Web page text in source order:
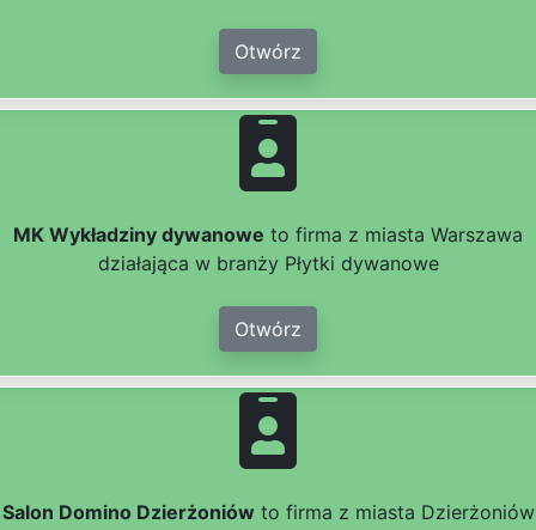
Otwórz
MK Wykładziny dywanowe to firma z miasta Warszawa
działająca w branży Płytki dywanowe
Otwórz
Salon Domino Dzierżoniów to firma z miasta Dzierżoniów